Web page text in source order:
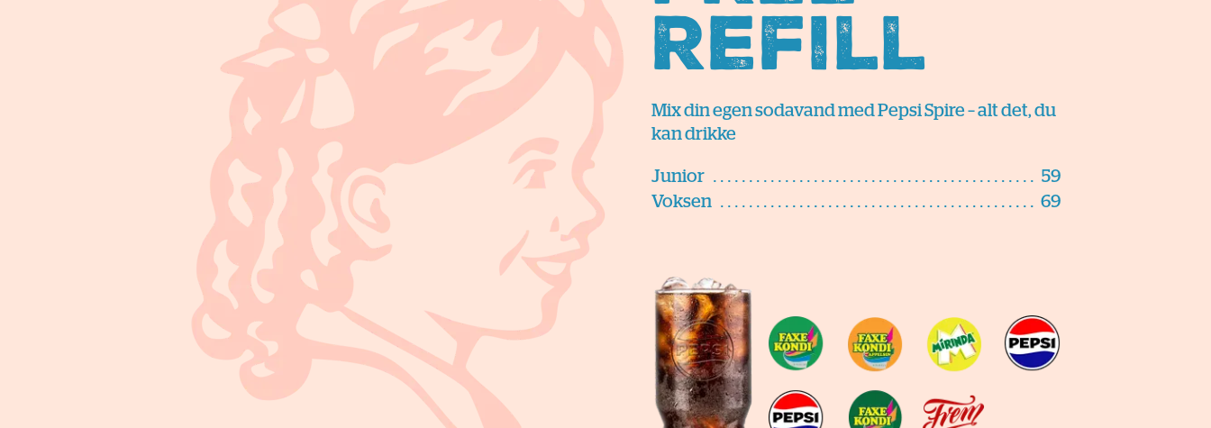
Refill
Mix din egen sodavand med Pepsi Spire – alt det, du
kan drikke
Junior
59
Voksen
69